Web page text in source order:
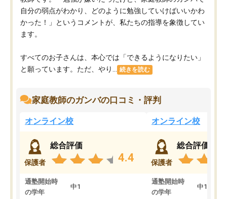
自分の弱点がわかり、どのように勉強していけばいいかわ
かった！」というコメントが、私たちの指導を象徴してい
ます。
すべてのお子さんは、本心では「できるようになりたい」
と願っています。ただ、やり...
続きを読む
家庭教師のガンバの口コミ・評判
オンライン校
保護者
総合評価
4.4
通塾開始時
の学年
中1
オンライン校
保護者
総合評価
通塾開始時
の学年
中1